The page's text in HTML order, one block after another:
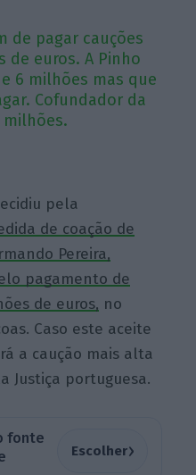
de pagar cauções
de euros. A Pinho
6 milhões mas que
Cofundador da
milhões.
pela
de coação de
Pereira,
pagamento de
de euros, no
Caso este aceite
a caução mais alta
Justiça portuguesa.
fonte
Escolher›